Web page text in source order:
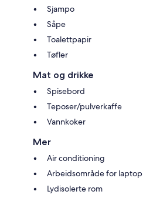
Sjampo
Såpe
Toalettpapir
Tøfler
Mat og drikke
Spisebord
Teposer/pulverkaffe
Vannkoker
Mer
Air conditioning
Arbeidsområde for laptop
Lydisolerte rom